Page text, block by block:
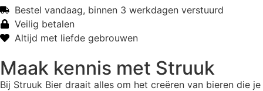
Bestel vandaag, binnen 3 werkdagen verstuurd
Veilig betalen
Altijd met liefde gebrouwen
Maak kennis met Struuk
Bij Struuk Bier draait alles om het creëren van bieren die je